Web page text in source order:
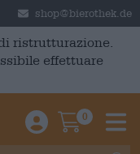
shop@bierothek.de
ristrutturazione.
effettuare
Einloggen /
0